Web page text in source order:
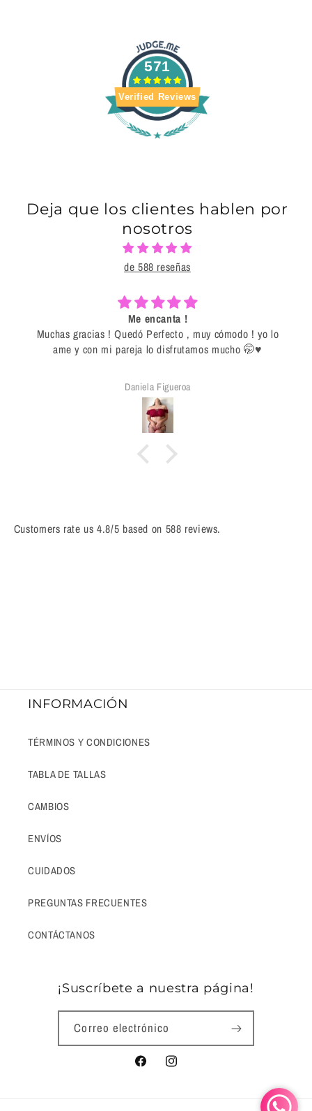
571
Verified Reviews
Deja que los clientes hablen por
nosotros
de 588 reseñas
Me encanta !
Muchas gracias ! Quedó Perfecto , muy cómodo ! yo lo
ame y con mi pareja lo disfrutamos mucho 🤭♥️
Daniela Figueroa
Customers rate us 4.8/5 based on 588 reviews.
INFORMACIÓN
TÉRMINOS Y CONDICIONES
TABLA DE TALLAS
CAMBIOS
ENVÍOS
CUIDADOS
PREGUNTAS FRECUENTES
CONTÁCTANOS
¡Suscríbete a nuestra página!
Correo electrónico
FacebookInstagram